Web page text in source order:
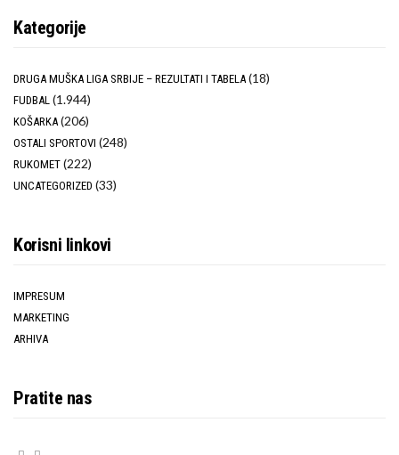
Kategorije
DRUGA MUŠKA LIGA SRBIJE – REZULTATI I TABELA (18)
FUDBAL (1.944)
KOŠARKA (206)
OSTALI SPORTOVI (248)
RUKOMET (222)
UNCATEGORIZED (33)
Korisni linkovi
IMPRESUM
MARKETING
ARHIVA
Pratite nas